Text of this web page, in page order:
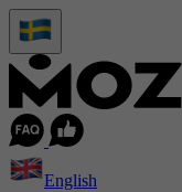
English